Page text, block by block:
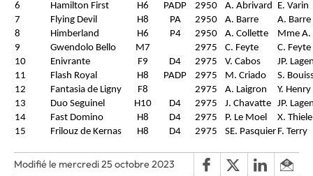
6
Hamilton First H6 PADP 2950 A. Abrivard E. Varin
7
Flying Devil H8 PA 2950 A. Barre
A. Barre
8
Himberland H6 P4 2950 A. Collette
Mme A.
9
Gwendolo Bello M7 2975 C. Feyte
C. Feyte
10
Enivrante F9 D4 2975 V. Cabos
JP.
11
Flash Royal H8 PADP 2975 M. Criado
S.
12
Fantasia de Ligny F8 2975 A. Laigron
Y. Henry
13
Duo Seguinel H10 D4 2975 J. Chavatte JP.
14
Fast Domino H8 D4 2975 P. Le Moel
X.
15
Frilouz de Kernas H8 D4 2975 SE. Pasquier F. Terry
Modifié le mercredi 25 octobre 2023